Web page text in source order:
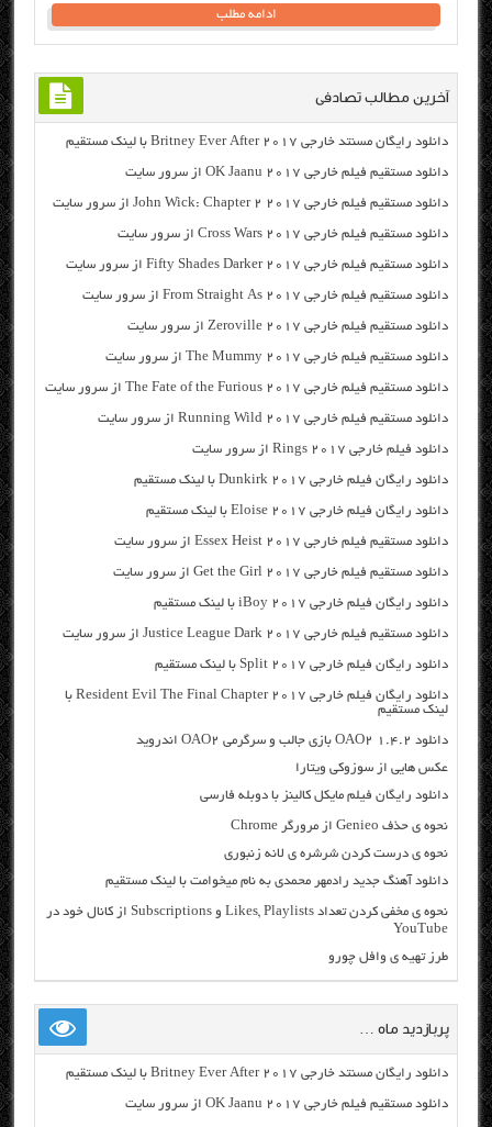
ادامه مطلب
آخرین مطالب تصادفی
دانلود رایگان مسنتد خارجی Britney Ever After 2017 با لینک مستقیم
دانلود مستقیم فیلم خارجی OK Jaanu 2017 از سرور سایت
دانلود مستقیم فیلم خارجی John Wick: Chapter 2 2017 از سرور سایت
دانلود مستقیم فیلم خارجی Cross Wars 2017 از سرور سایت
دانلود مستقیم فیلم خارجی Fifty Shades Darker 2017 از سرور سایت
دانلود مستقیم فیلم خارجی From Straight As 2017 از سرور سایت
دانلود مستقیم فیلم خارجی Zeroville 2017 از سرور سایت
دانلود مستقیم فیلم خارجی The Mummy 2017 از سرور سایت
دانلود مستقیم فیلم خارجی The Fate of the Furious 2017 از سرور سایت
دانلود مستقیم فیلم خارجی Running Wild 2017 از سرور سایت
دانلود فیلم خارجی Rings 2017 از سرور سایت
دانلود رایگان فیلم خارجی Dunkirk 2017 با لینک مستقیم
دانلود رایگان فیلم خارجی Eloise 2017 با لینک مستقیم
دانلود مستقیم فیلم خارجی Essex Heist 2017 از سرور سایت
دانلود مستقیم فیلم خارجی Get the Girl 2017 از سرور سایت
دانلود رایگان فیلم خارجی iBoy 2017 با لینک مستقیم
دانلود مستقیم فیلم خارجی Justice League Dark 2017 از سرور سایت
دانلود رایگان فیلم خارجی Split 2017 با لینک مستقیم
دانلود رایگان فیلم خارجی Resident Evil The Final Chapter 2017 با
لینک مستقیم
دانلود OAO2 1.4.2 بازی جالب و سرگرمی OAO2 اندروید
عکس هایی از سوزوکی ویتارا
دانلود رایگان فیلم مایکل کالینز با دوبله فارسی
نحوه ی حذف Genieo از مرورگر Chrome
نحوه ی درست کردن شرشره ی لانه زنبوری
دانلود آهنگ جدید رادمهر محمدی به نام میخوامت با لینک مستقیم
نحوه ی مخفی کردن تعداد Likes, Playlists و Subscriptions از کانال خود در
YouTube
طرز تهیه ی وافل چورو
پربازدید ماه …
دانلود رایگان مسنتد خارجی Britney Ever After 2017 با لینک مستقیم
دانلود مستقیم فیلم خارجی OK Jaanu 2017 از سرور سایت